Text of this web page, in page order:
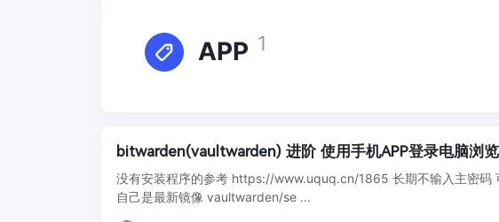
APP 1
没有安装程序的参考 https://www.uquq.cn/1865 长期不输入主密码
自己是最新镜像 vaultwarden/se ...